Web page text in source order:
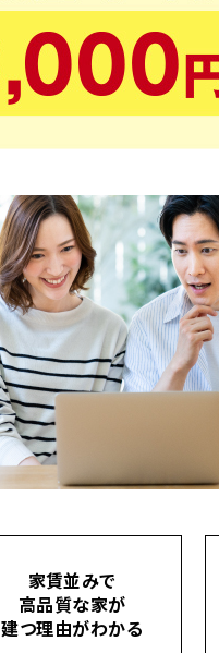
家賃並みで
高品質な家が
建つ理由がわかる